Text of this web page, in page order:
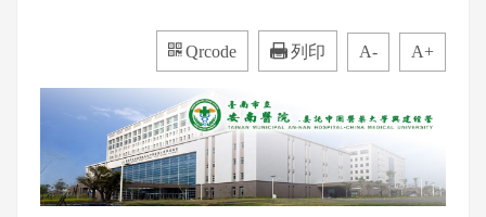
Qrcode 列印 A- A+